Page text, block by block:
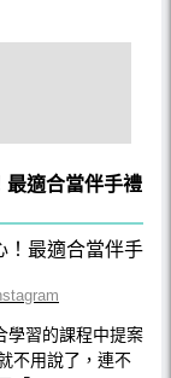
最適合當伴手禮
學習的課程中提案
不用說了，連不